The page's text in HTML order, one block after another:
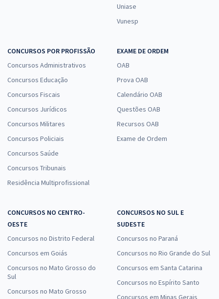
Uniase
Vunesp
CONCURSOS POR PROFISSÃO
Concursos Administrativos
Concursos Educação
Concursos Fiscais
Concursos Jurídicos
Concursos Militares
Concursos Policiais
Concursos Saúde
Concursos Tribunais
Residência Multiprofissional
EXAME DE ORDEM
OAB
Prova OAB
Calendário OAB
Questões OAB
Recursos OAB
Exame de Ordem
CONCURSOS NO CENTRO-
OESTE
Concursos no Distrito Federal
Concursos em Goiás
Concursos no Mato Grosso do
Sul
Concursos no Mato Grosso
CONCURSOS NO SUL E
SUDESTE
Concursos no Paraná
Concursos no Rio Grande do Sul
Concursos em Santa Catarina
Concursos no Espírito Santo
Concursos em Minas Gerais